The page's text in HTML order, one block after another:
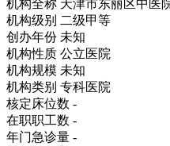
机构全称 天津市东丽区中医
机构级别 二级甲等
创办年份 未知
机构性质 公立医院
机构规模 未知
机构类别 专科医院
核定床位数 -
在职职工数 -
年门急诊量 -